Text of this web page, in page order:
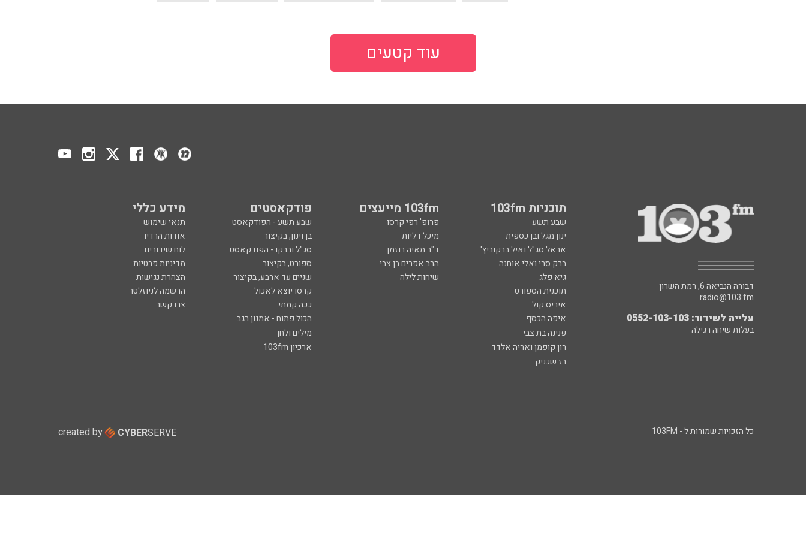
עוד קטעים
תוכניות 103fm 103fm מייעצים פודקאסטים מידע כללי
שבע תשע פרופ' רפי קרסו שבע תשע - הפודקאסט
תנאי שימוש
ינון מגל ובן כספית
מיכל דליות בן וינון, בקיצור
אודות הרדיו
אראל סג"ל ואיל ברקוביץ'
ד"ר מאיה רוזמן סג"ל וברקו - הפודקאסט
לוח שידורים
ברק סרי ואלי אוחנה
הרב אפרים בן צבי ספורט, בקיצור
מדיניות פרטיות
גיא פלג
שיחות לילה שניים עד ארבע, בקיצור
הצהרת נגישות
תוכנית הספורט
קרסו יוצא לאכול
הרשמה לניוזלטר
איריס קול
ככה קמתי
צרו קשר
איפה הכסף
הכול פתוח - אמנון רגב
פנינה בת צבי
מילים ולחן
רון קופמן ואריה אלדד
ארכיון 103fm
רז שכניק
דבורה הנביאה 6, רמת השרון
radio@103.fm
עלייה לשידור: 0552-103-103
בעלות שיחה רגילה
כל הזכויות שמורות ל - 103FM created by CYBERSERVE